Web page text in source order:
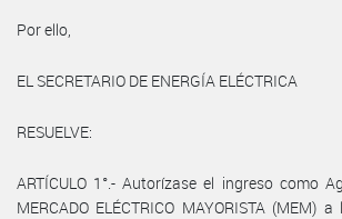
Por ello,
EL SECRETARIO DE ENERGÍA ELÉCTRICA
RESUELVE:
ARTÍCULO 1°.- Autorízase el ingreso como
MERCADO ELÉCTRICO MAYORISTA (MEM)